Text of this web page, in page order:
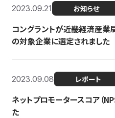
2023.09.21 お知らせ
コングラントが近畿経済産業
の対象企業に選定されました
2023.09.08 レポート
ネットプロモータースコア（
た